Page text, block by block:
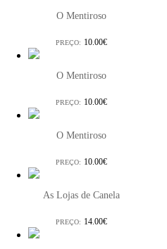
O Mentiroso
PREÇO: 10.00€
O Mentiroso
PREÇO: 10.00€
O Mentiroso
PREÇO: 10.00€
As Lojas de Canela
PREÇO: 14.00€